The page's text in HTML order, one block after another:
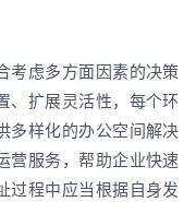
考虑多方面因素的决策
、扩展灵活性，每个环
多样化的办公空间解决
营服务，帮助企业快速
过程中应当根据自身发